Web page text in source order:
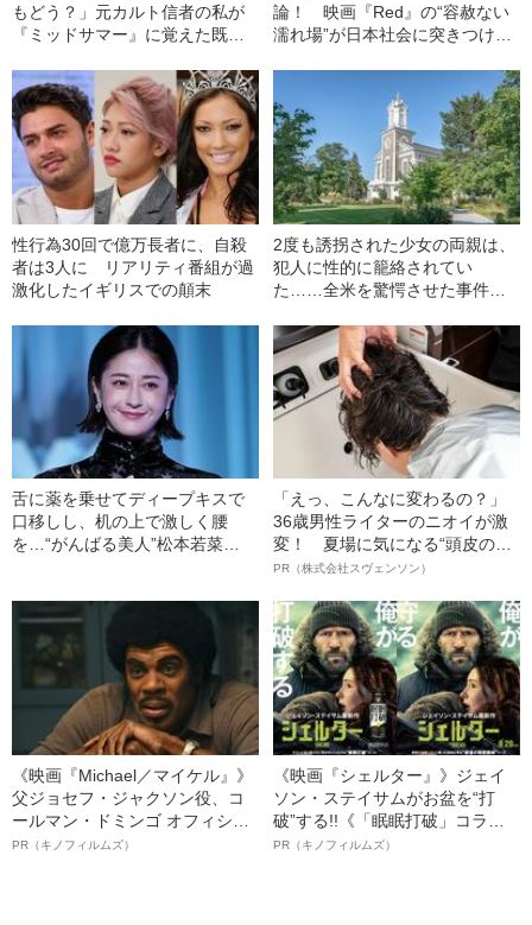
もどう？」元カルト信者の私が
『ミッドサマー』に覚えた既視
論！ 映画『Red』の“容赦ない
濡れ場”が日本社会に突きつけた
性行為30回で億万長者に、自殺
者は3人に リアリティ番組が過
激化したイギリスでの顛末
2度も誘拐された少女の両親は、
犯人に性的に籠絡されてい
た……全米を驚愕させた事件と
舌に薬を乗せてディープキスで
口移しし、机の上で激しく腰
を…“がんばる美人”松本若菜
「えっ、こんなに変わるの？」
36歳男性ライターのニオイが激
変！ 夏場に気になる“頭皮のニ
オイ”や“ベタつき”を解消す
ト”が生み出した徹底ケアとは
PR（株式会社スヴェンソン）
《映画『Michael／マイケル』》
父ジョセフ・ジャクソン役、コ
ールマン・ドミンゴ オフィシャ
ルインタビュー“観客を魅了した
PR（キノフィルムズ）
《映画『シェルター』》ジェイ
ソン・ステイサムがお盆を“打
破”する!!《「眠眠打破」コラ
ボ》
PR（キノフィルムズ）